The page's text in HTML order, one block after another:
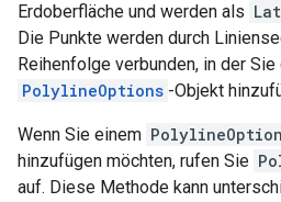
Erdoberfläche und werden als
Die Punkte werden durch
Reihenfolge verbunden, in der
PolylineOptions -Objekt
Wenn Sie einem
hinzufügen möchten, rufen Sie
auf. Diese Methode kann